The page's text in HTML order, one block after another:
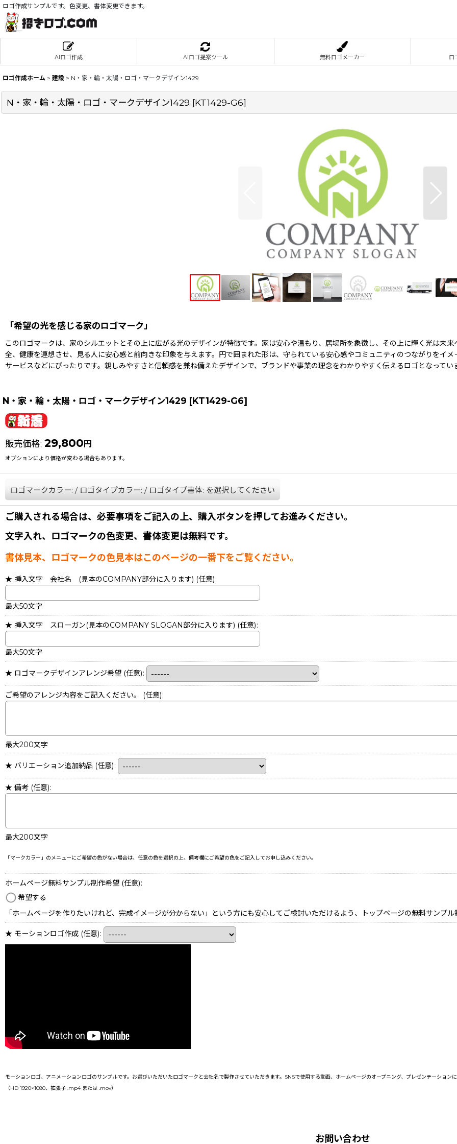
ロゴ作成サンプルです。色変更、書体変更できます。
AIロゴ作成 AIロゴ提案ツール 無料ロゴメーカー ロ
ロゴ作成ホーム > 建設 > N・家・輪・太陽・ロゴ・マークデザイン1429
N・家・輪・太陽・ロゴ・マークデザイン1429 [KT1429-G6]
「希望の光を感じる家のロゴマーク」
このロゴマークは、家のシルエットとその上に広がる光のデザインが特徴です。家は安心や温もり、居場所を象徴し、その上に輝く光は未
全、健康を連想させ、見る人に安心感と前向きな印象を与えます。円で囲まれた形は、守られている安心感やコミュニティのつながりをイ
サービスなどにぴったりです。親しみやすさと信頼感を兼ね備えたデザインで、ブランドや事業の理念をわかりやすく伝えるロゴとなってい
N・家・輪・太陽・ロゴ・マークデザイン1429 [KT1429-G6]
販売価格: 29,800 円
オプションにより価格が変わる場合もあります。
ロゴマークカラー: / ロゴタイプカラー: / ロゴタイプ書体: を選択してください
ご購入される場合は、必要事項をご記入の上、購入ボタンを押してお進みください。
文字入れ、ロゴマークの色変更、書体変更は無料です。
書体見本、ロゴマークの色見本はこのページの一番下をご覧ください。
★ 挿入文字 会社名 (見本のCOMPANY部分に入ります) (任意):
最大50文字
★ 挿入文字 スローガン(見本のCOMPANY SLOGAN部分に入ります) (任意):
最大50文字
★ ロゴマークデザインアレンジ希望 (任意):
ご希望のアレンジ内容をご記入ください。 (任意):
最大200文字
★ バリエーション追加納品 (任意):
★ 備考 (任意):
最大200文字
「マークカラー」のメニューにご希望の色がない場合は、任意の色を選択の上、備考欄にご希望の色をご記入してお申し込みください。
ホームページ無料サンプル制作希望 (任意):
希望する
「ホームページを作りたいけれど、完成イメージが分からない」という方にも安心してご検討いただけるよう、トップページの無料サンプル
★ モーションロゴ作成 (任意):
モーションロゴ、アニメーションロゴのサンプルです。お選びいただいたロゴマークと会社名で製作させていただきます。SNSで使用する動画、ホームページのオープニング、プレゼンテーショ
（HD 1920×1080、拡張子 .mp4 または .mov）
お問い合わせ